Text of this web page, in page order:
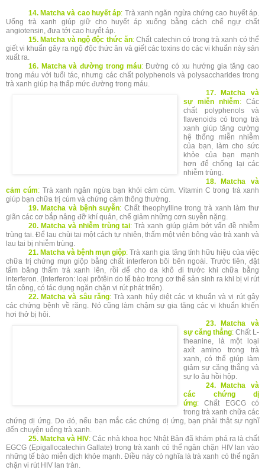
14. Matcha và cao huyết áp: Trà xanh ngăn ngừa chứng cao huyết áp.
Uống trà xanh giúp giữ cho huyết áp xuống bằng cách chế ngự chất
angiotensin, đưa tới cao huyết áp.
15. Matcha và ngộ độc thức ăn:Chất catechin có trong trà xanh có thể
giết vi khuẩn gây ra ngộ độc thức ăn và giết các toxins do các vi khuẩn này sản
xuất ra.
16. Matcha và đường trong máu:Đường có xu hướng gia tăng cao
trong máu với tuổi tác, nhưng các chất polyphenols và polysaccharides trong
trà xanh giúp hạ thấp mức đường trong máu.
17. Matcha và
sự miễn nhiễm: Các
chất polyphenols và
flavenoids có trong trà
xanh giúp tăng cường
hệ thống miễn nhiễm
của bạn, làm cho sức
khỏe của bạn mạnh
hơn để chống lại các
nhiễm trùng.
18. Matcha và
cảm cúm: Trà xanh ngăn ngừa bạn khỏi cảm cúm. Vitamin C trong trà xanh
giúp bạn chữa trị cúm và chứng cảm thông thường.
19. Matcha và bệnh suyễn:Chất theophylline trong trà xanh làm thư
giãn các cơ bắp nâng đỡ khí quản, chế giảm những cơn suyễn nặng.
20. Matcha và nhiễm trùng tai:Trà xanh giúp giảm bớt vấn đề nhiễm
trùng tai. Để lau chùi tai một cách tự nhiên, thấm một viên bông vào trà xanh và
lau tai bị nhiễm trùng.
21. Matcha và bệnh mụn giộp: Trà xanh gia tăng tính hữu hiệu của việc
chữa trị chứng mụn giộp bằng chất interferon bôi bên ngoài. Trước tiên, đặt
tấm băng thấm trà xanh lên, rồi để cho da khô đi trước khi chữa bằng
interferon. (Interferon: loại prôtêin do tế bào trong cơ thể sản sinh ra khi bị vi rút
tấn công, có tác dụng ngăn chặn vi rút phát triển).
22. Matcha và sâu răng:Trà xanh hủy diệt các vi khuẩn và vi rút gây
các chứng bệnh về răng. Nó cũng làm chậm sự gia tăng các vi khuẩn khiến
hơi thở bị hôi.
23. Matcha và
sự căng thẳng: Chất L-
theanine, là một loại
axít amino trong trà
xanh, có thể giúp làm
giảm sự căng thẳng và
sự lo âu hồi hộp.
24. Matcha và
các chứng dị
ứng: Chất EGCG có
trong trà xanh chữa các
chứng dị ứng. Do đó, nếu bạn mắc các chứng dị ứng, bạn phải thật sự nghĩ
đến chuyện uống trà xanh.
25. Matcha và HIV:Các nhà khoa học Nhật Bản đã khám phá ra là chất
EGCG (Epigallocatechin Gallate) trong trà xanh có thể ngăn chặn HIV lan vào
những tế bào miễn dịch khỏe mạnh. Điều này có nghĩa là trà xanh có thể ngăn
chặn vi rút HIV lan tràn.